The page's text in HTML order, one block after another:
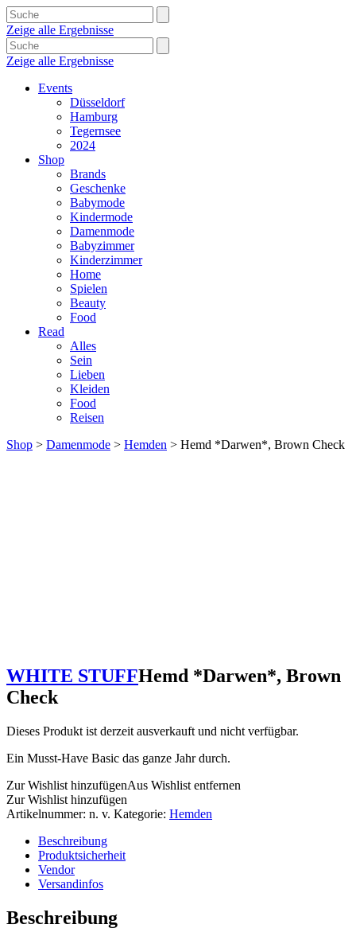
Zeige alle Ergebnisse
Zeige alle Ergebnisse
Events
Düsseldorf
Hamburg
Tegernsee
2024
Shop
Brands
Geschenke
Babymode
Kindermode
Damenmode
Babyzimmer
Kinderzimmer
Home
Spielen
Beauty
Food
Read
Alles
Sein
Lieben
Kleiden
Food
Reisen
Shop > Damenmode > Hemden > Hemd *Darwen*, Brown Check
WHITE STUFFHemd *Darwen*, Brown
Check
Dieses Produkt ist derzeit ausverkauft und nicht verfügbar.
Ein Musst-Have Basic das ganze Jahr durch.
Zur Wishlist hinzufügenAus Wishlist entfernen
Zur Wishlist hinzufügen
Artikelnummer: n. v. Kategorie: Hemden
Beschreibung
Produktsicherheit
Vendor
Versandinfos
Beschreibung